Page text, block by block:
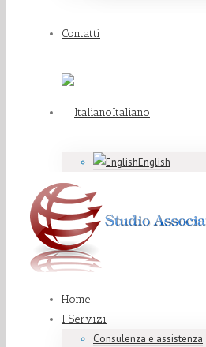
Contatti
Italiano
English
Home
I Servizi
Consulenza e assistenza